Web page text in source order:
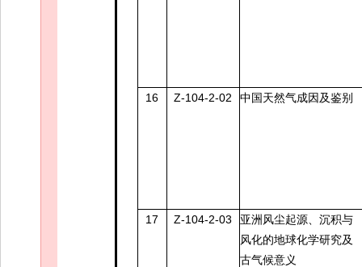
16 Z-104-2-02 中国天然气成因及鉴别
17 Z-104-2-03
亚洲风尘起源、沉积与
风化的地球化学研究及
古气候意义